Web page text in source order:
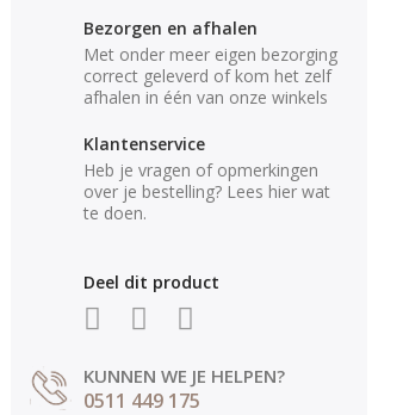
Bezorgen en afhalen
Met onder meer eigen bezorging
correct geleverd of kom het zelf
afhalen in één van onze winkels
Klantenservice
Heb je vragen of opmerkingen
over je bestelling? Lees hier wat
te doen.
Deel dit product
KUNNEN WE JE HELPEN?
0511 449 175